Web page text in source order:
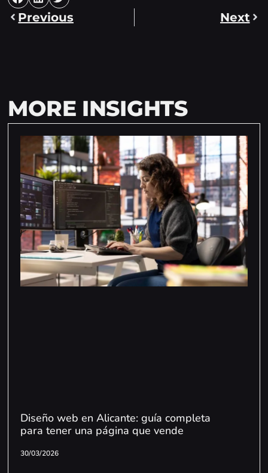
Previous Next
MORE INSIGHTS
Diseño web en Alicante: guía completa
para tener una página que vende
30/03/2026